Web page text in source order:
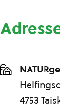
4753